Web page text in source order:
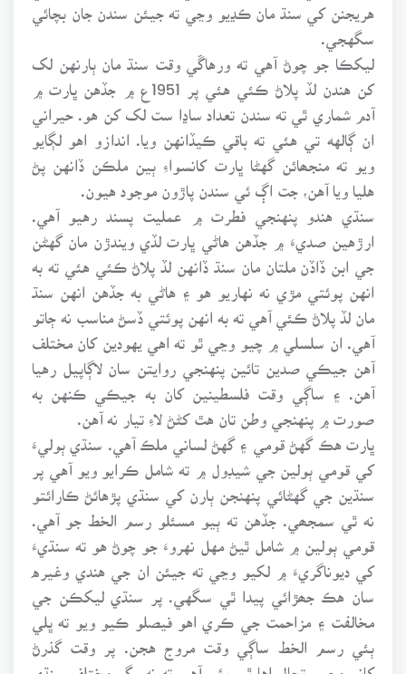
هريجنن کي سنڌ مان ڪڍيو وڃي ته جيئن سندن جان بچائي
سگهجي.
ليکڪا جو چوڻ آهي ته ورهاڱي وقت سنڌ مان ٻارنهن لک
کن هندن لڏ پلاڻ ڪئي هئي پر 1951ع ۾ جڏهن ڀارت ۾
آدم شماري ٿي ته سندن تعداد ساڍا ست لک کن هو. حيراني
ان ڳالهه تي هئي ته باقي ڪيڏانهن ويا. اندازو اهو لڳايو
ويو ته منجھائن گهڻا ڀارت کانسواءِ ٻين ملڪن ڏانهن پڻ
هليا ويا آهن، جت اڳ ئي سندن پاڙون موجود هيون.
سنڌي هندو پنهنجي فطرت ۾ عمليت پسند رهيو آهي.
ارڙهين صديءَ ۾ جڏهن هاڻي ڀارت لڏي ويندڙن مان گهڻن
جي ابن ڏاڏن ملتان مان سنڌ ڏانهن لڏ پلاڻ ڪئي هئي ته به
انهن پوئتي مڙي نه نهاريو هو ۽ هاڻي به جڏهن انهن سنڌ
مان لڏ پلاڻ ڪئي آهي ته به انهن پوئتي ڏسڻ مناسب نه ڄاتو
آهي. ان سلسلي ۾ چيو وڃي ٿو ته اهي يهودين کان مختلف
آهن جيڪي صدين تائين پنهنجي روايتن سان لاڳاپيل رهيا
آهن. ۽ ساڳي وقت فلسطينين کان به جيڪي ڪنهن به
صورت ۾ پنهنجي وطن تان هٿ کڻڻ لاءِ تيار نه آهن.
ڀارت هڪ گهڻ قومي ۽ گهڻ لساني ملڪ آهي. سنڌي ٻوليءَ
کي قومي ٻولين جي شيڊول ۾ ته شامل ڪرايو ويو آهي پر
سنڌين جي گهڻائي پنهنجن ٻارن کي سنڌي پڙهائڻ ڪارائتو
نه ٿي سمجھي. جڏهن ته ٻيو مسئلو رسم الخط جو آهي.
قومي ٻولين ۾ شامل ٿيڻ مهل نهروءَ جو چوڻ هو ته سنڌيءَ
کي ديوناگريءَ ۾ لکيو وڃي ته جيئن ان جي هندي وغيره
سان هڪ جھڙائي پيدا ٿي سگهي. پر سنڌي ليکڪن جي
مخالفت ۽ مزاحمت جي ڪري اهو فيصلو ڪيو ويو ته ڀلي
ٻئي رسم الخط ساڳي وقت مروج هجن. پر وقت گذرڻ
کانپوءِ صورتحال اها ٿي وئي آهي ته نه رڳو مختلف سنڌي